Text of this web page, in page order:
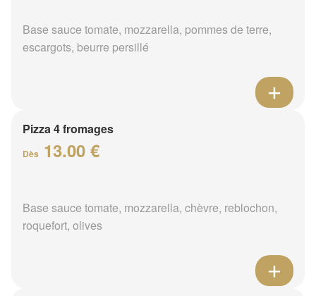
Base sauce tomate, mozzarella, pommes de terre,
escargots, beurre persillé
Pizza 4 fromages
Dès 13.00 €
Base sauce tomate, mozzarella, chèvre, reblochon,
roquefort, olives